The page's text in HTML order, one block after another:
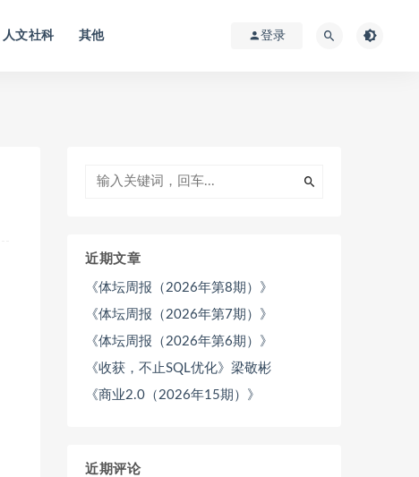
人文社科 其他 登录
近期文章
《体坛周报（2026年第8期）》
《体坛周报（2026年第7期）》
《体坛周报（2026年第6期）》
《收获，不止SQL优化》梁敬彬
《商业2.0（2026年15期）》
近期评论